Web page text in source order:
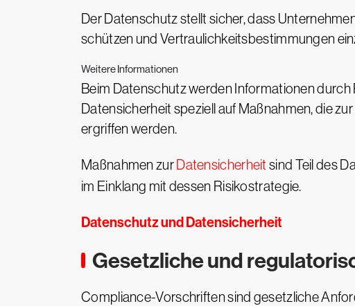
Der Datenschutz stellt sicher, dass
schützen und Vertraulichkeitsbestimmungen
Weitere Informationen
Beim Datenschutz werden Informationen
Datensicherheit speziell auf Maßnahmen, die
ergriffen werden.
Maßnahmen zur Datensicherheit sind Teil des
im Einklang mit dessen Risikostrategie.
Datenschutz und Datensicherheit
Gesetzliche und
Compliance-Vorschriften sind gesetzliche